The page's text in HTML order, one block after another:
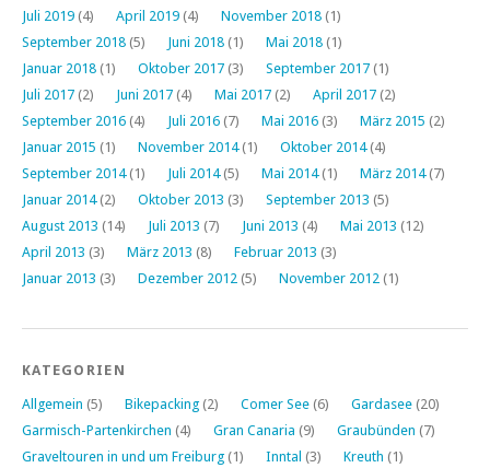
Juli 2019 (4) April 2019 (4) November 2018 (1)
September 2018 (5) Juni 2018 (1) Mai 2018 (1)
Januar 2018 (1) Oktober 2017 (3) September 2017 (1)
Juli 2017 (2) Juni 2017 (4) Mai 2017 (2) April 2017 (2)
September 2016 (4) Juli 2016 (7) Mai 2016 (3) März 2015 (2)
Januar 2015 (1) November 2014(1) Oktober 2014(4)
September 2014(1) Juli 2014(5) Mai 2014(1) März 2014(7)
Januar 2014(2) Oktober 2013 (3) September 2013 (5)
August 2013 (14) Juli 2013 (7) Juni 2013 (4) Mai 2013 (12)
April 2013 (3) März 2013 (8) Februar 2013 (3)
Januar 2013 (3) Dezember 2012 (5) November 2012 (1)
KATEGORIEN
Allgemein (5) Bikepacking (2) Comer See (6) Gardasee (20)
Garmisch-Partenkirchen (4) Gran Canaria (9) Graubünden (7)
Graveltouren in und um Freiburg (1) Inntal (3) Kreuth (1)